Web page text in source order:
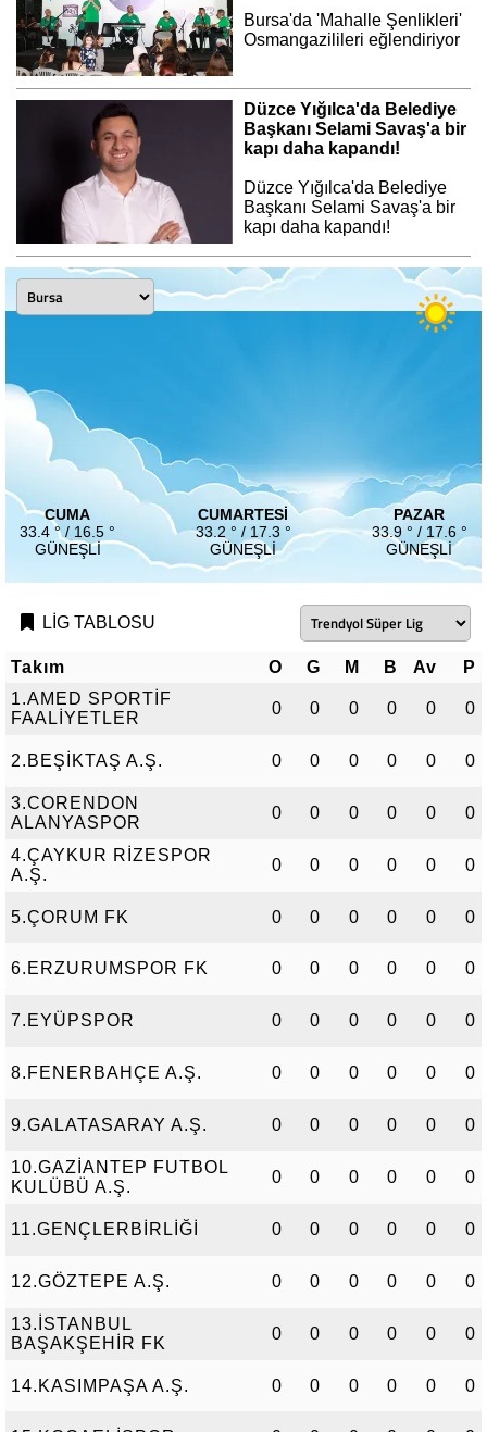
Bursa'da 'Mahalle Şenlikleri'
Osmangazilileri eğlendiriyor
Düzce Yığılca'da Belediye
Başkanı Selami Savaş'a bir
kapı daha kapandı!
Düzce Yığılca'da Belediye
Başkanı Selami Savaş'a bir
kapı daha kapandı!
CUMA
33.4 ° / 16.5 °
GÜNEŞLI
CUMARTESI
33.2 ° / 17.3 °
GÜNEŞLI
PAZAR
33.9 ° / 17.6 °
GÜNEŞLI
LİG TABLOSU
Takım O G M B Av
P
1.AMED SPORTİF
FAALİYETLER
0 0 0 0 0 0
2.BEŞİKTAŞ A.Ş. 0 0 0 0 0 0
3.CORENDON
ALANYASPOR
0 0 0 0 0 0
4.ÇAYKUR RİZESPOR
A.Ş.
0 0 0 0 0 0
5.ÇORUM FK 0 0 0 0 0 0
6.ERZURUMSPOR FK 0 0 0 0 0 0
7.EYÜPSPOR 0 0 0 0 0 0
8.FENERBAHÇE A.Ş. 0 0 0 0 0 0
9.GALATASARAY A.Ş. 0 0 0 0 0 0
10.GAZİANTEP FUTBOL
KULÜBÜ A.Ş.
0 0 0 0 0 0
11.GENÇLERBİRLİĞİ 0 0 0 0 0 0
12.GÖZTEPE A.Ş. 0 0 0 0 0 0
13.İSTANBUL
BAŞAKŞEHİR FK
0 0 0 0 0 0
14.KASIMPAŞA A.Ş. 0 0 0 0 0 0